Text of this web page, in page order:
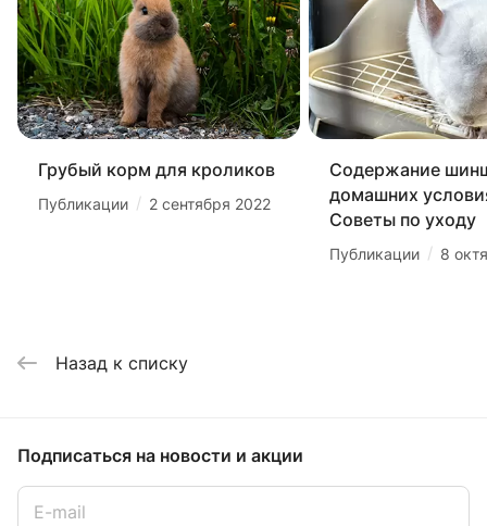
Грубый корм для кроликов
Публикации / 2 сентября 2022
Содержание
домашних
Советы по уходу
Публикации / 8
Назад к списку
Подписаться на новости и акции